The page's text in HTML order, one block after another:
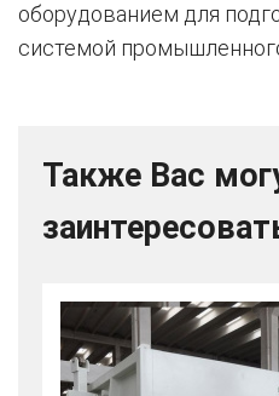
оборудованием для
системой
Также Вас